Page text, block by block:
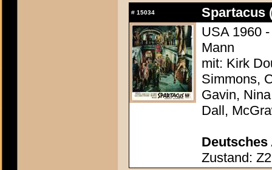
# 15034
Spartacus
USA 1960
Mann
mit: Kirk
Simmons,
Gavin,
Dall,
Deutsches
Zustand: Z2